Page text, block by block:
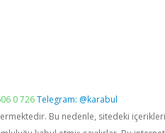
0 726Telegram: @karabul
Bu nedenle, sitedeki